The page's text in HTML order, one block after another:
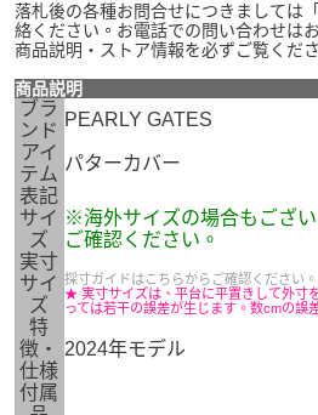
落札後の各種お問合せにつきましては
絡ください。お電話での問い合わせは
商品説明・ストア情報を必ずご覧くだ
商品説明
ブラ
ンド
PEARLY GATES
アイ
テム
パターカバー
表記
サイ
ズ
※海外サイズの場合もござ
ご確認ください。
実寸
サイ
ズ
採寸ガイドはこちらからご確認ください。
★ 実寸サイズは、平台に平置きして外寸
っては若干の誤差が生じます。数cmの誤
特
徴・
仕様
2024年モデル
付属